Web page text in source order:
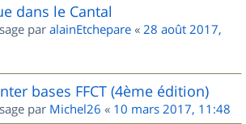
dans le Cantal
par alainEtchepare « 28 août 2017,
bases FFCT (4ème édition)
par Michel26 « 10 mars 2017, 11:48